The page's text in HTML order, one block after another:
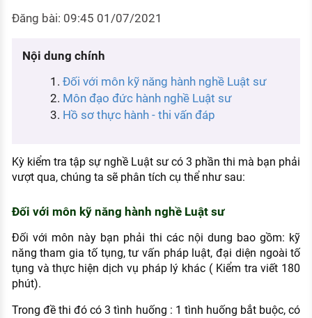
KHÁM PHÁ NGHỀ NGHIỆP
Tử vi nghề nghiệp
Kỹ năng nghề nghiệp
HƯỚNG NGHIỆP VIỆC LÀM
Xu hướng việc làm
XÂY DỰNG VÀ PHÁT TRIỂN ĐỘI NGŨ
Đăng bài: 09:45 01/07/2021
Nội dung chính
Đối với môn kỹ năng hành nghề Luật sư
Môn đạo đức hành nghề Luật sư
Hồ sơ thực hành - thi vấn đáp
Kỳ kiểm tra tập sự nghề Luật sư có 3 phần thi mà bạn phải
vượt qua, chúng ta sẽ phân tích cụ thể như sau:
Đối với môn kỹ năng hành nghề Luật sư
Đối với môn này bạn phải thi các nội dung bao gồm: kỹ
năng tham gia tố tụng, tư vấn pháp luật, đại diện ngoài tố
tụng và thực hiện dịch vụ pháp lý khác ( Kiểm tra viết 180
phút).
Trong đề thi đó có 3 tình huống : 1 tình huống bắt buộc, có